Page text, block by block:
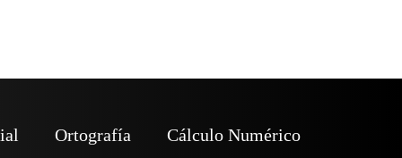
Ortografía Cálculo Numérico